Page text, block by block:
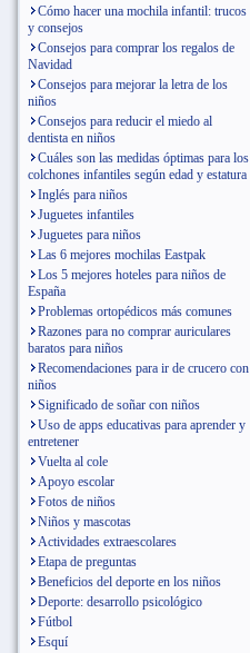
Cómo hacer una mochila infantil: trucos
y consejos
Consejos para comprar los regalos de
Navidad
Consejos para mejorar la letra de los
niños
Consejos para reducir el miedo al
dentista en niños
Cuáles son las medidas óptimas para los
colchones infantiles según edad y estatura
Inglés para niños
Juguetes infantiles
Juguetes para niños
Las 6 mejores mochilas Eastpak
Los 5 mejores hoteles para niños de
España
Problemas ortopédicos más comunes
Razones para no comprar auriculares
baratos para niños
Recomendaciones para ir de crucero con
niños
Significado de soñar con niños
Uso de apps educativas para aprender y
entretener
Vuelta al cole
Apoyo escolar
Fotos de niños
Niños y mascotas
Actividades extraescolares
Etapa de preguntas
Beneficios del deporte en los niños
Deporte: desarrollo psicológico
Fútbol
Esquí